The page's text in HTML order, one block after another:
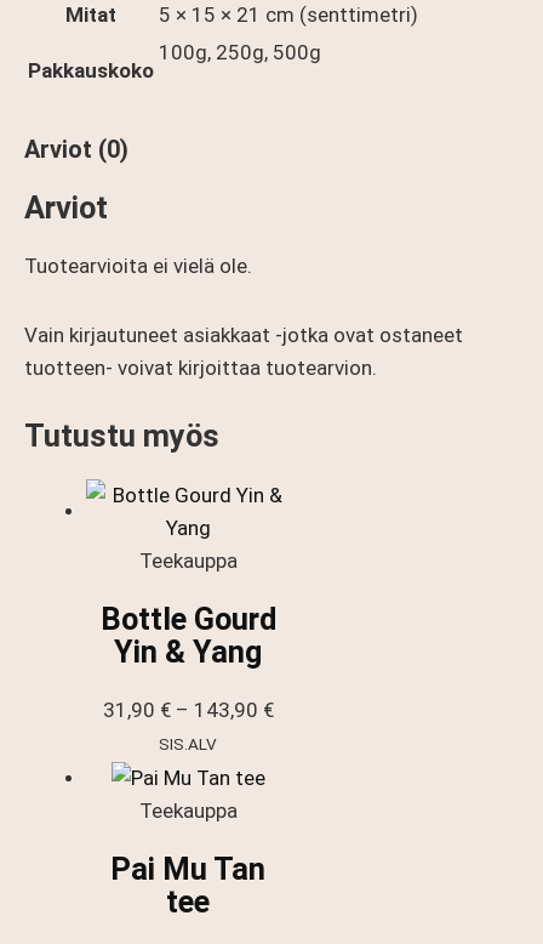
Mitat
5 × 15 × 21 cm (senttimetri)
Pakkauskoko
100g, 250g, 500g
Arviot (0)
Arviot
Tuotearvioita ei vielä ole.
Vain kirjautuneet asiakkaat -jotka ovat ostaneet
tuotteen- voivat kirjoittaa tuotearvion.
Tutustu myös
Teekauppa
Bottle Gourd
Yin & Yang
31,90 € – 143,90 €Hintaluokka:
SIS.ALV
Teekauppa
Pai Mu Tan
tee